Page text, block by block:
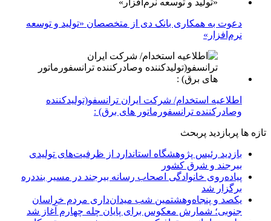
دعوت به همکاری بانک دی از متخصصان «تولید و توسعه
نرم‌افزار»
اطلاعیه استخدام/ شرکت ایران ترانسفو(تولیدکننده
وصادرکننده ترانسفورماتور های برق) :
تازه ها پربازدید پربحث
بازدید رئیس پژوهشگاه استاندارد از ظرفیت‌های تولیدی
بیرجند و شرق کشور
پیاده‌روی خانوادگی اصحاب رسانه بیرجند در مسیر بنددره
برگزار شد
یکصد و پنجاه‌وهشتمین شب میدان‌داری مردم خراسان
جنوبی؛ شمارش معکوس برای پایان چله چهارم آغاز شد